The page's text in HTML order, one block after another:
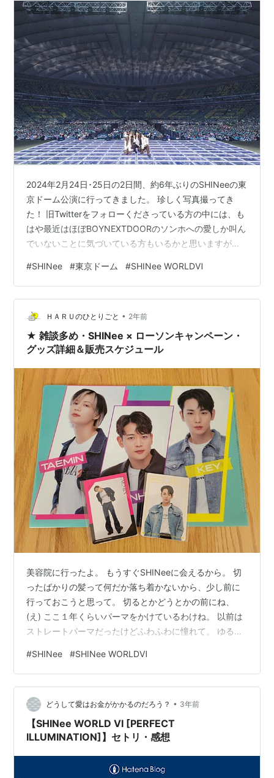
2024年2月24日･25日の2日間、約6年ぶりのSHINeeの東
京ドーム公演に行ってきました。 珍しく写真撮ってき
た！ 旧Twitterをフォローくださっている方の中には、も
はや最近はほぼBOYNEXTDOORのソンホへの愛しか叫ん
でいないことに気づいている方もいるかと思いますが、
シャッフルで流れてくる時以外はほとんど曲も聴いてい
ないし、コンテンツもピンときたものしか見ていなく
て。ソンホソンホボネクドボネクドとなっているのは、
大前提としてほんとにソンホや彼ら自体が大好きなのも
あるけど、「ジンギが幸せならば貴方の生き方を尊重す
るよ」ってい…
#SHINee #東京ドーム #SHINee WORLDⅥ
ＨＡＲＵのひとりごと • 2年前
★ 雑談多め・SHINee × ローソンキャンペーン・
グッズ詳細＆販売スケジュール
美容院に行ったよ。 もうすぐSHINeeに会えるから。 切
ったばかりの髪って何だか落ち着かないから、少し前に
行っておこうと思って。 切るとかどうとかの前にね、
(え) ここ１年くらいパーマをかけているわけね。 以前は
ストレートパーマだったけどふわふわに憧れて。 ゆるふ
けど次はサウンドオブミュージックの主人公みたいにな
って、かけ方が弱いのかと思って強めにしたら前回ミニ
整(ととのう)くんになって(ミステリと言う勿れ)、、、 今
回は少し髪が伸びて葉加瀬太郎になった。 どうしよう、
SHINeeに会うのに。 いやその前にシャヲルさんたちに
会うのに。 博士…
#SHINee #SHINee WORLDⅥ
どうして愛はお金がかかるのだろう？ • 3年前
【SHINee WORLD VI [PERFECT
ILLUMINATION]】セトリ・感想